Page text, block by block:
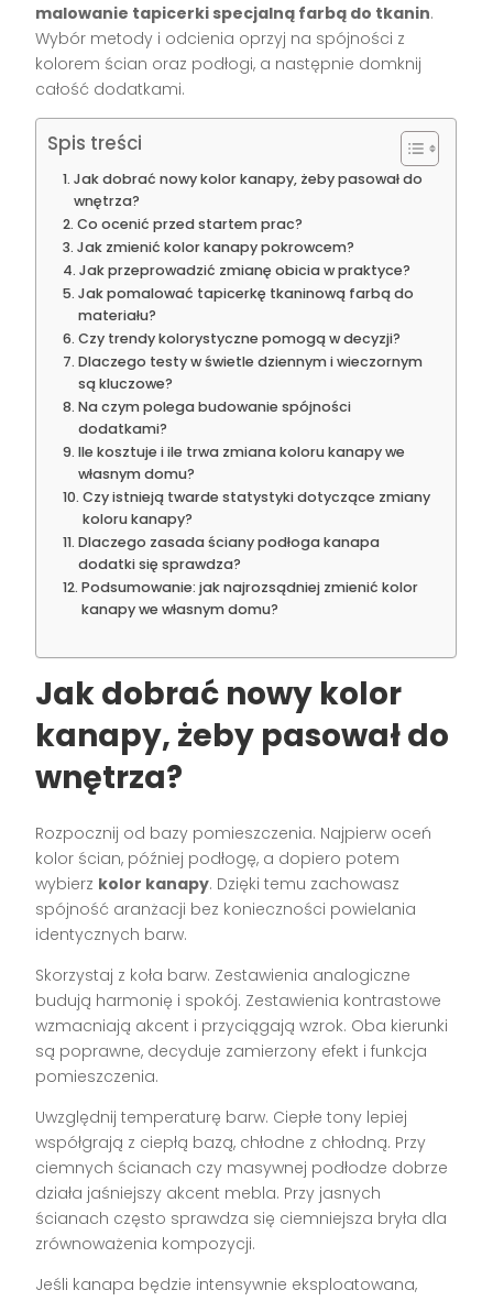
malowanie tapicerki specjalną farbą do tkanin.
Wybór metody i odcienia oprzyj na spójności z
kolorem ścian oraz podłogi, a następnie domknij
całość dodatkami.
Spis treści
Jak dobrać nowy kolor kanapy, żeby pasował do
wnętrza?
Co ocenić przed startem prac?
Jak zmienić kolor kanapy pokrowcem?
Jak przeprowadzić zmianę obicia w praktyce?
Jak pomalować tapicerkę tkaninową farbą do
materiału?
Czy trendy kolorystyczne pomogą w decyzji?
Dlaczego testy w świetle dziennym i wieczornym
są kluczowe?
Na czym polega budowanie spójności
dodatkami?
Ile kosztuje i ile trwa zmiana koloru kanapy we
własnym domu?
Czy istnieją twarde statystyki dotyczące zmiany
koloru kanapy?
Dlaczego zasada ściany podłoga kanapa
dodatki się sprawdza?
Podsumowanie: jak najrozsądniej zmienić kolor
kanapy we własnym domu?
Jak dobrać nowy kolor
kanapy, żeby pasował do
wnętrza?
Rozpocznij od bazy pomieszczenia. Najpierw oceń
kolor ścian, później podłogę, a dopiero potem
wybierz kolor kanapy. Dzięki temu zachowasz
spójność aranżacji bez konieczności powielania
identycznych barw.
Skorzystaj z koła barw. Zestawienia analogiczne
budują harmonię i spokój. Zestawienia kontrastowe
wzmacniają akcent i przyciągają wzrok. Oba kierunki
są poprawne, decyduje zamierzony efekt i funkcja
pomieszczenia.
Uwzględnij temperaturę barw. Ciepłe tony lepiej
współgrają z ciepłą bazą, chłodne z chłodną. Przy
ciemnych ścianach czy masywnej podłodze dobrze
działa jaśniejszy akcent mebla. Przy jasnych
ścianach często sprawdza się ciemniejsza bryła dla
zrównoważenia kompozycji.
Jeśli kanapa będzie intensywnie eksploatowana,